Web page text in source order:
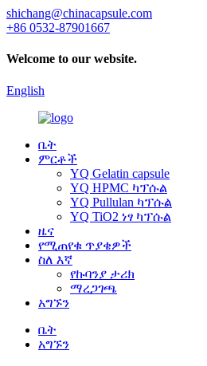
shichang@chinacapsule.com
+86 0532-87901667
Welcome to our website.
English
ቤት
ምርቶች
YQ Gelatin capsule
YQ HPMC ካፕሱል
YQ Pullulan ካፕሱል
YQ TiO2 ነፃ ካፕሱል
ዜና
የሚጠየቁ ጥያቄዎች
ስለ እኛ
የኩባንያ ታሪክ
ማረጋገጫ
አግኙን
ቤት
አግኙን